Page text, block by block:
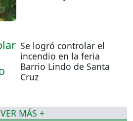
Se logró controlar el
incendio en la feria
Barrio Lindo de Santa
Cruz
VER MÁS +